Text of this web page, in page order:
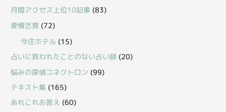
月間アクセス上位10記事 (83)
愛情乞食 (72)
今庄ホテル (15)
占いに救われたことのない占い師 (20)
悩みの探偵コネクトロン (99)
テキスト集 (165)
あれこれお答え (60)